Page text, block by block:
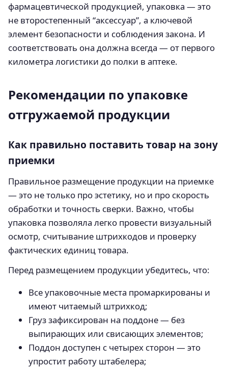
фармацевтической продукцией, упаковка — это
не второстепенный “аксессуар”, а ключевой
элемент безопасности и соблюдения закона. И
соответствовать она должна всегда — от первого
километра логистики до полки в аптеке.
Рекомендации по упаковке
отгружаемой продукции
Как правильно поставить товар на зону
приемки
Правильное размещение продукции на приемке
— это не только про эстетику, но и про скорость
обработки и точность сверки. Важно, чтобы
упаковка позволяла легко провести визуальный
осмотр, считывание штрихкодов и проверку
фактических единиц товара.
Перед размещением продукции убедитесь, что:
Все упаковочные места промаркированы и
имеют читаемый штрихкод;
Груз зафиксирован на поддоне — без
выпирающих или свисающих элементов;
Поддон доступен с четырех сторон — это
упростит работу штабелера;